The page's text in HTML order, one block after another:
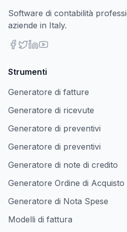
Software di contabilità
aziende in Italy.
Strumenti
Generatore di fatture
Generatore di ricevute
Generatore di preventivi
Generatore di preventivi
Generatore di note di credito
Generatore Ordine di Acquisto
Generatore di Nota Spese
Modelli di fattura